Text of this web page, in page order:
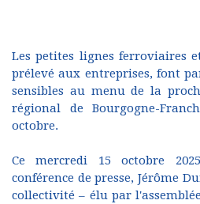
Les petites lignes ferroviaires
prélevé aux entreprises, font
sensibles au menu de la
régional de Bourgogne-
octobre.
Ce mercredi 15 octobre
conférence de presse, Jérôme
collectivité – élu par